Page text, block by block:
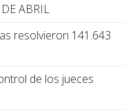
ABRIL
resolvieron 141.643
de los jueces